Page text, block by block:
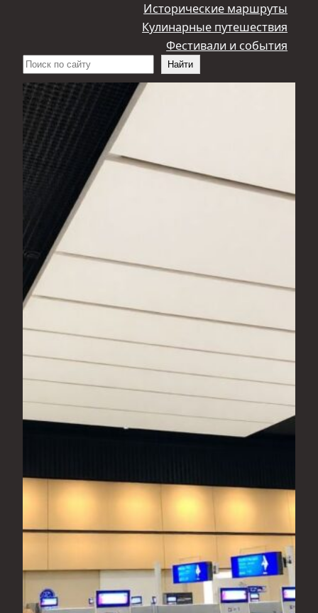
Исторические маршруты
Кулинарные путешествия
Фестивали и события
Поиск
Найти